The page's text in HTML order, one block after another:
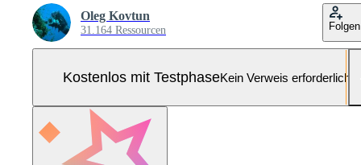
Oleg Kovtun
31.164 Ressourcen Folgen
Kostenlos mit TestphaseKein Verweis erforderlich